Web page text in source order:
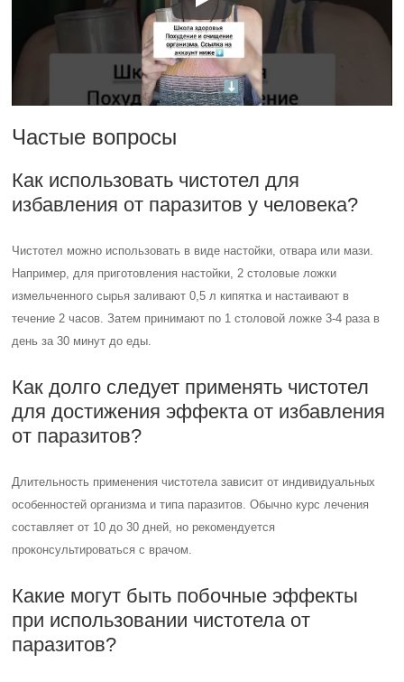
Частые вопросы
Как использовать чистотел для
избавления от паразитов у человека?
Чистотел можно использовать в виде настойки, отвара или мази.
Например, для приготовления настойки, 2 столовые ложки
измельченного сырья заливают 0,5 л кипятка и настаивают в
течение 2 часов. Затем принимают по 1 столовой ложке 3-4 раза в
день за 30 минут до еды.
Как долго следует применять чистотел
для достижения эффекта от избавления
от паразитов?
Длительность применения чистотела зависит от индивидуальных
особенностей организма и типа паразитов. Обычно курс лечения
составляет от 10 до 30 дней, но рекомендуется
проконсультироваться с врачом.
Какие могут быть побочные эффекты
при использовании чистотела от
паразитов?